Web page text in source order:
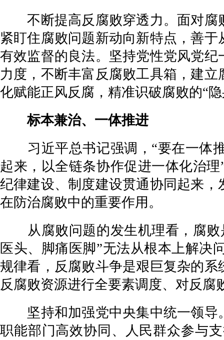
不断提高反腐败穿透力。面对腐
紧盯住腐败问题新动向新特点，善
有效监督的良法。坚持党性党风党
力度，不断丰富反腐败工具箱，建
化赋能正风反腐，精准识破腐败的“
标本兼治、一体推进
习近平总书记强调，“要在一体推
起来，以全链条协作促进一体化治
纪律建设、制度建设贯通协同起来
在防治腐败中的重要作用。
从腐败问题的发生机理看，腐败
医头、脚痛医脚”无法从根本上解决
规律看，反腐败斗争是艰巨复杂的
反腐败资源进行全要素调度、对反腐
坚持和加强党中央集中统一领导
职能部门高效协同、人民群众参与